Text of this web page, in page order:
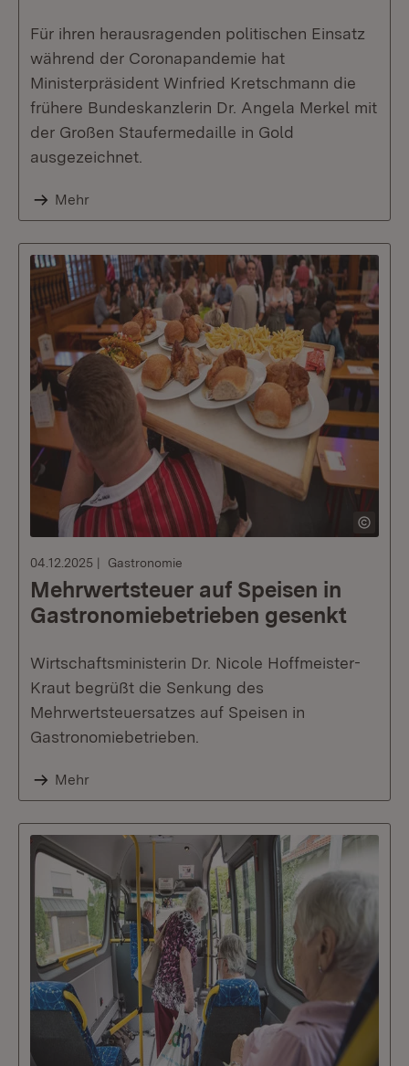
Für ihren herausragenden politischen Einsatz
während der Coronapandemie hat
Ministerpräsident Winfried Kretschmann die
frühere Bundeskanzlerin Dr. Angela Merkel mit
der Großen Staufermedaille in Gold
ausgezeichnet.
Mehr
04.12.2025 Gastronomie
Mehrwertsteuer auf Speisen in
Gastronomiebetrieben gesenkt
Wirtschaftsministerin Dr. Nicole Hoffmeister-
Kraut begrüßt die Senkung des
Mehrwertsteuersatzes auf Speisen in
Gastronomiebetrieben.
Mehr